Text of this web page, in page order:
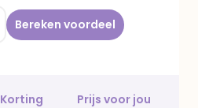
Bereken voordeel
Korting
Prijs voor jou